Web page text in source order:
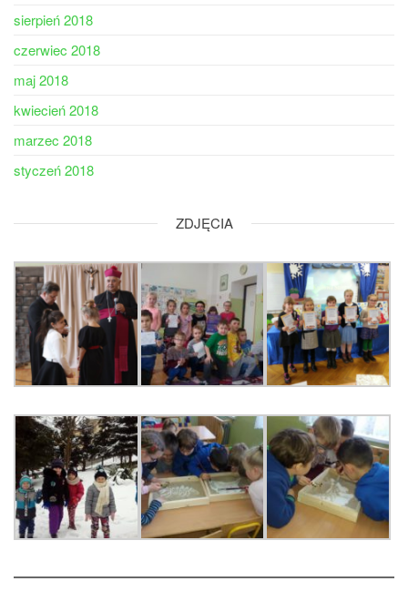
sierpień 2018
czerwiec 2018
maj 2018
kwiecień 2018
marzec 2018
styczeń 2018
ZDJĘCIA